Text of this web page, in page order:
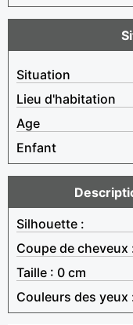
Situation
Lieu d'habitation
Age
Enfant
Silhouette :
Coupe de cheveux
Taille : 0 cm
Couleurs des yeux